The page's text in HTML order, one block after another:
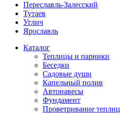
Переславль-Залесский
Тутаев
Углич
Ярославль
Каталог
Теплицы и парники
Беседки
Садовые души
Капельный полив
Автонавесы
Фундамент
Проветривание теплиц